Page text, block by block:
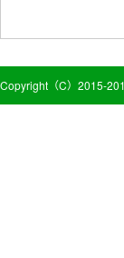
Copyright（C）2015-